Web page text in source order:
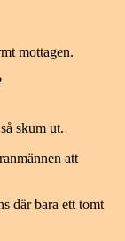
mottagen.
skum ut.
att
där bara ett tomt